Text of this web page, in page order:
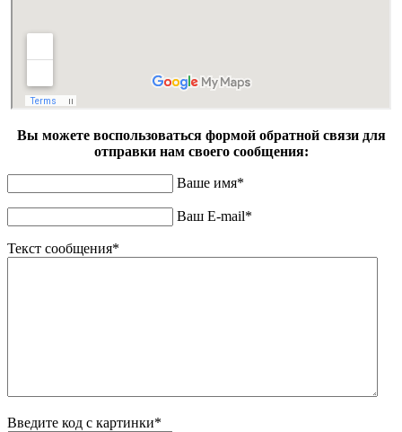
Вы можете воспользоваться формой обратной связи для
отправки нам своего сообщения:
Ваше имя*
Ваш E-mail*
Текст сообщения*
Введите код с картинки*